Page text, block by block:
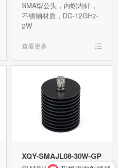
SMA型公头，内螺内针，
不锈钢材质，DC-12GHz-
2W
查看更多
XQY-SMAJL08-30W-GP